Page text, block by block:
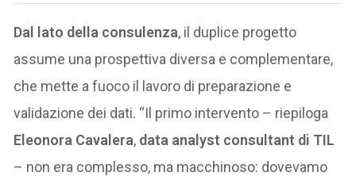
Dal lato della consulenza, il duplice progetto
assume una prospettiva diversa e complementare,
che mette a fuoco il lavoro di preparazione e
validazione dei dati. “Il primo intervento – riepiloga
Eleonora Cavalera, data analyst consultant di TIL
– non era complesso, ma macchinoso: dovevamo